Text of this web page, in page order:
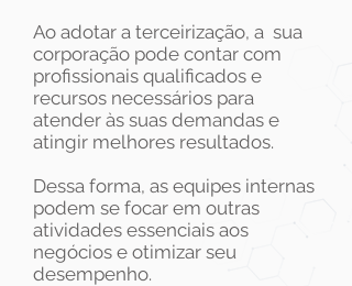
Ao adotar a terceirização, a sua
corporação pode contar com
profissionais qualificados e
recursos necessários para
atender às suas demandas e
atingir melhores resultados.
Dessa forma, as equipes internas
podem se focar em outras
atividades essenciais aos
negócios e otimizar seu
desempenho.